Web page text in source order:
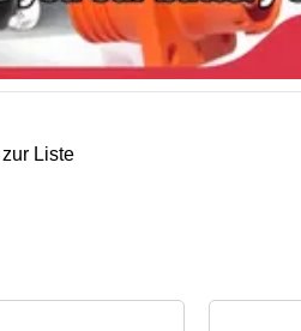
Liste